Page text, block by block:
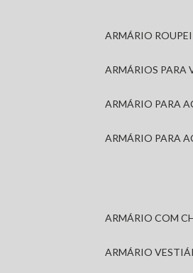
ARMÁRIO
ARMÁRIOS
ARMÁRIO PARA
ARMÁRIO PARA
ARMÁRIO COM
ARMÁRIO